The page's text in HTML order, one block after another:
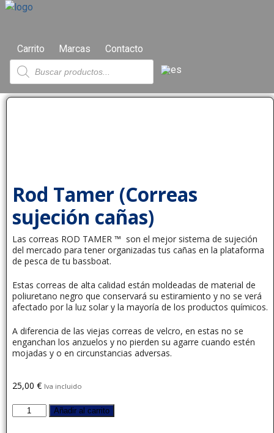
Carrito Marcas Contacto
Rod Tamer (Correas
sujeción cañas)
Las correas ROD TAMER ™ son el mejor sistema de sujeción
del mercado para tener organizadas tus cañas en la plataforma
de pesca de tu bassboat.
Estas correas de alta calidad están moldeadas de material de
poliuretano negro que conservará su estiramiento y no se verá
afectado por la luz solar y la mayoría de los productos químicos.
A diferencia de las viejas correas de velcro, en estas no se
enganchan los anzuelos y no pierden su agarre cuando estén
mojadas y o en circunstancias adversas.
25,00 € Iva incluido
Añadir al carrito